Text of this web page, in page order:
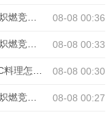
08-08 00:36
08-08 00:33
08-08 00:30
08-08 00:27